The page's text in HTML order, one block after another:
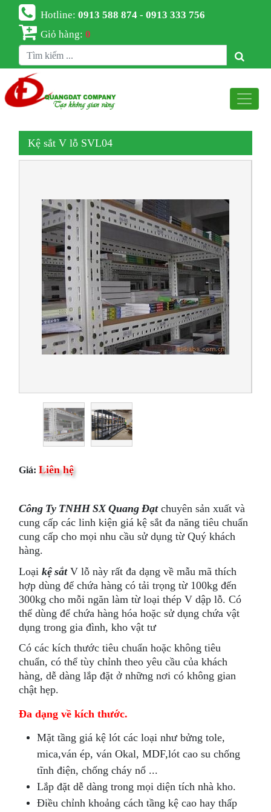
Hotline:0913 588 874 - 0913 333 756
Giỏ hàng:0
Kệ sắt V lỗ SVL04
Giá: Liên hệ
Công Ty TNHH SX Quang Đạtchuyên sản xuất và
cung cấp các linh kiện giá kệ sắt đa năng tiêu chuẩn
cung cấp cho mọi nhu cầu sử dụng từ Quý khách
hàng.
Loạikệ sắtV lỗ này rất đa dạng về mẫu mã thích
hợp dùng để chứa hàng có tải trọng từ 100kg đến
300kg cho mỗi ngăn làm từ loại thép V dập lỗ. Có
thể dùng để chứa hàng hóa hoặc sử dụng chứa vật
dụng trong gia đình, kho vật tư
Có các kích thước tiêu chuẩn hoặc không tiêu
chuẩn, có thể tùy chỉnh theo yêu cầu của khách
hàng, dễ dàng lắp đặt ở những nơi có không gian
chật hẹp.
Đa dạng về kích thước.
Mặt tầng giá kệ lót các loại như bửng tole,
mica,ván ép, ván Okal, MDF,lót cao su chống
tĩnh điện, chống cháy nổ ...
Lắp đặt dễ dàng trong mọi diện tích nhà kho.
Điều chỉnh khoảng cách tầng kệ cao hay thấp